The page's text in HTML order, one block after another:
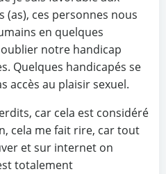
(as), ces personnes nous
en quelques
notre handicap
Quelques handicapés se
accès au plaisir sexuel.
car cela est considéré
cela me fait rire, car tout
et sur internet on
totalement